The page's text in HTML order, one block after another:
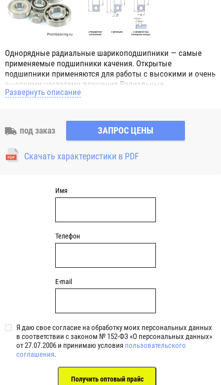
Однорядные радиальные шарикоподшипники — самые
применяемые подшипники качения. Открытые
подшипники применяются для работы с высокими и очень
высокими частотами вращения.Радиальные
шарикоподшипники обозначением 2Z ZZ с обеих сторон
обозначением 2RS 2RS1 2RSH 2RSR имеют с обеих сторон
контактные уплотнения из бутадиен-нитрильного каучука
(NBR) и пригодны для средних частот вращения. Также
поставляются подшипники с бесконтактными
Развернуть описание
под заказ ЗАПРОС ЦЕНЫ
Скачать характеристики в PDF
Имя
Телефон
E-mail
Я даю свое согласие на обработку моих персональных данных
в соответствии с законом № 152-ФЗ «О персональных данных»
от 27.07.2006 и принимаю условия пользовательского
соглашения.